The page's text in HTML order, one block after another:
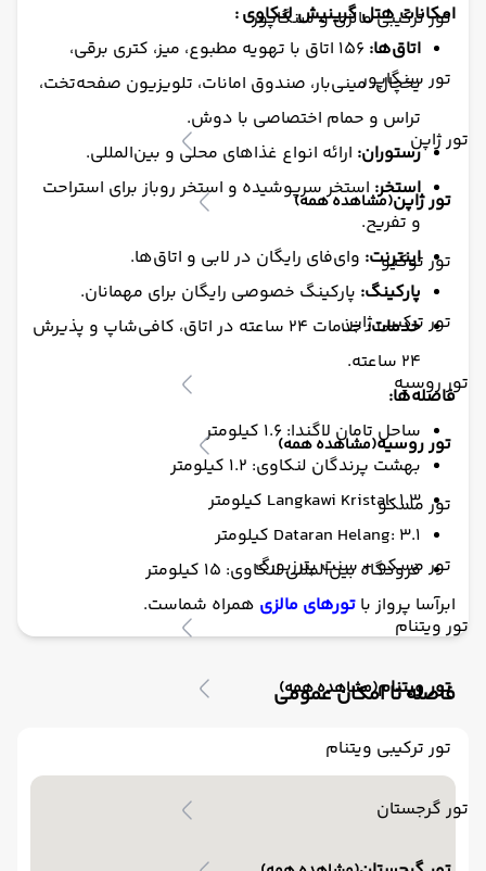
تور ترکیبی مالزی و سنگاپور
تور سنگاپور
تور ژاپن
تور ژاپن(مشاهده همه)
تور توکیو
تور ترکیبی ژاپن
تور روسیه
تور روسیه(مشاهده همه)
تور مسکو
تور مسکو + سنت پترزبورگ
تور ویتنام
تور ویتنام(مشاهده همه)
تور ترکیبی ویتنام
تور گرجستان
امکانات هتل گرینیش لنکاوی :
اتاق‌ها:
۱۵۶ اتاق با تهویه مطبوع، میز، کتری برقی،
یخچال، مینی‌بار، صندوق امانات، تلویزیون صفحه‌تخت،
تراس و حمام اختصاصی با دوش.
رستوران: ارائه انواع غذاهای محلی و بین‌المللی.
استخر:استخر سرپوشیده و استخر روباز برای استراحت
و تفریح.
اینترنت: وای‌فای رایگان در لابی و اتاق‌ها.
پارکینگ: پارکینگ خصوصی رایگان برای مهمانان.
خدمات:
خدمات ۲۴ ساعته در اتاق، کافی‌شاپ و پذیرش
۲۴ ساعته.
فاصله‌ها:
ساحل تامان لاگندا: ۱.۶ کیلومتر
بهشت پرندگان لنکاوی: ۱.۲ کیلومتر
Langkawi Kristal: ۱.۳ کیلومتر
Dataran Helang: ۳.۱ کیلومتر
فرودگاه بین‌المللی لنکاوی: ۱۵ کیلومتر
ابرآسا پرواز با تورهای مالزی همراه شماست.
فاصله تا امکان عمومی